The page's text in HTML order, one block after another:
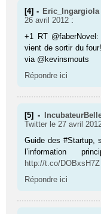
[4] -
26 avril 2012 :
+1 RT
vient de sortir du
via @kevinsmouts
Répondre ici
[5] -
Twitter le 27 avril
Guide des #Startup,
l’information
http://t.co/DOBxsH7Z
Répondre ici